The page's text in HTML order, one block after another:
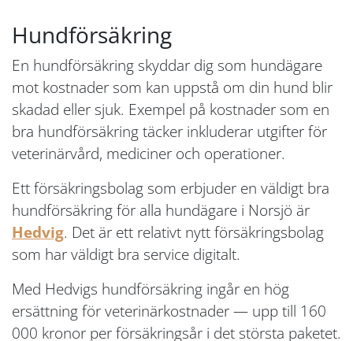
Hundförsäkring
En hundförsäkring skyddar dig som hundägare
mot kostnader som kan uppstå om din hund blir
skadad eller sjuk. Exempel på kostnader som en
bra hundförsäkring täcker inkluderar utgifter för
veterinärvård, mediciner och operationer.
Ett försäkringsbolag som erbjuder en väldigt bra
hundförsäkring för alla hundägare i Norsjö är
Hedvig. Det är ett relativt nytt försäkringsbolag
som har väldigt bra service digitalt.
Med Hedvigs hundförsäkring ingår en hög
ersättning för veterinärkostnader — upp till 160
000 kronor per försäkringsår i det största paketet.